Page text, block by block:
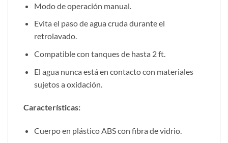
Modo de operación manual.
Evita el paso de agua cruda durante el
retrolavado.
Compatible con tanques de hasta 2 ft.
El agua nunca está en contacto con materiales
sujetos a oxidación.
Características:
Cuerpo en plástico ABS con fibra de vidrio.